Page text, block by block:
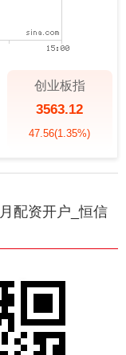
创业板指
3563.12
47.56(1.35%)
配资开户_恒信